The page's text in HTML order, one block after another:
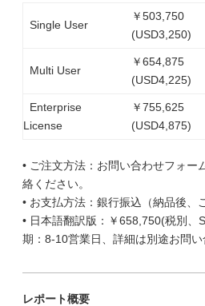
Single User
￥503,750
(USD3,250)
Multi User
￥654,875
(USD4,225)
Enterprise
License
￥755,625
(USD4,875)
• ご注文方法：お問い合わせフォー
絡ください。
• お支払方法：銀行振込（納品後、
• 日本語翻訳版：￥658,750(税別、
期：8-10営業日、詳細は別途お問い
レポート概要